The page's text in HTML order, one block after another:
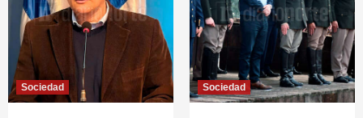
Sociedad Sociedad